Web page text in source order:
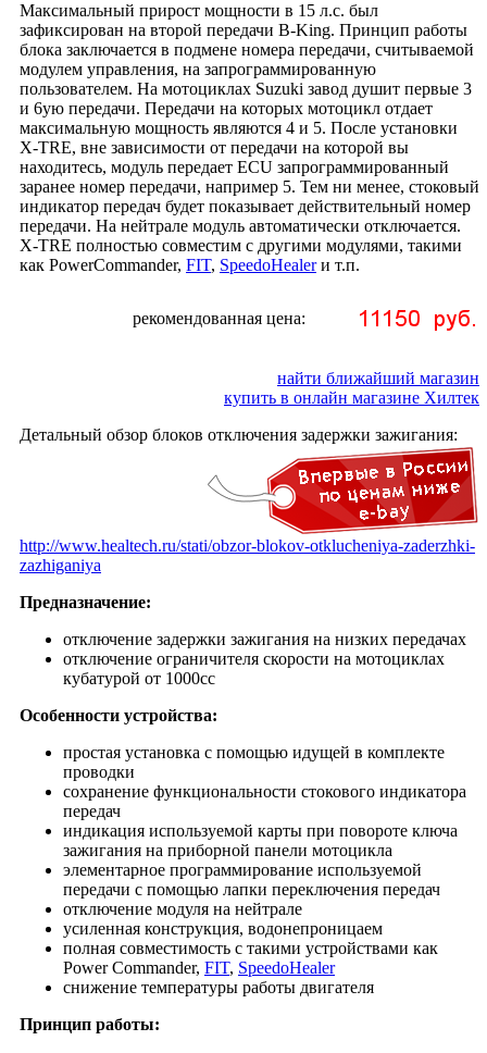
Максимальный прирост мощности в 15 л.с. был
зафиксирован на второй передачи B-King. Принцип работы
блока заключается в подмене номера передачи, считываемой
модулем управления, на запрограммированную
пользователем. На мотоциклах Suzuki завод душит первые 3
и 6ую передачи. Передачи на которых мотоцикл отдает
максимальную мощность являются 4 и 5. После установки
X-TRE, вне зависимости от передачи на которой вы
находитесь, модуль передает ECU запрограммированный
заранее номер передачи, например 5. Тем ни менее, стоковый
индикатор передач будет показывает действительный номер
передачи. На нейтрале модуль автоматически отключается.
X-TRE полностью совместим с другими модулями, такими
как PowerCommander, FIT, SpeedoHealerи т.п.
рекомендованная цена:
найти ближайший магазин
купить в онлайн магазине Хилтек
Детальный обзор блоков отключения задержки зажигания:
http://www.healtech.ru/stati/obzor-blokov-otklucheniya-zaderzhki-
zazhiganiya
Предназначение:
отключение задержки зажигания на низких передачах
отключение ограничителя скорости на мотоциклах
кубатурой от 1000cc
Особенности устройства:
простая установка с помощью идущей в комплекте
проводки
сохранение функциональности стокового индикатора
передач
индикация используемой карты при повороте ключа
зажигания на приборной панели мотоцикла
элементарное программирование используемой
передачи с помощью лапки переключения передач
отключение модуля на нейтрале
усиленная конструкция, водонепроницаем
полная совместимость с такими устройствами как
Power Commander, FIT, SpeedoHealer
снижение температуры работы двигателя
Принцип работы: